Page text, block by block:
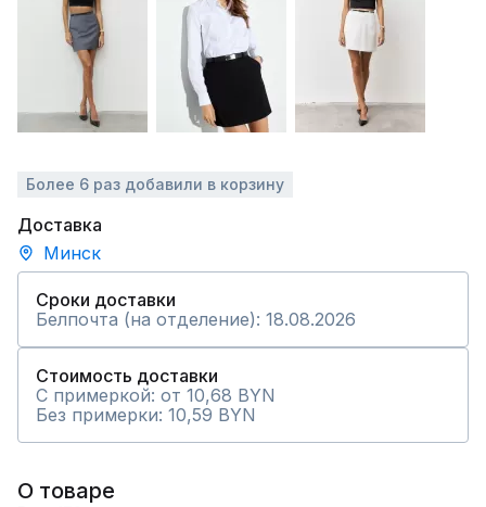
Более 6 раз добавили в корзину
Доставка
Минск
Сроки доставки
Белпочта (на отделение): 18.08.2026
Стоимость доставки
С примеркой: от 10,68 BYN
Без примерки: 10,59 BYN
О товаре